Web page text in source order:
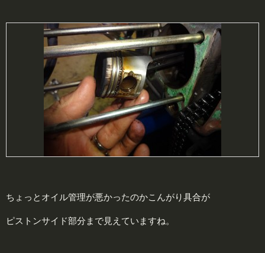
ちょっとオイル管理が悪かったのかこんがり具合が
ピストンサイド部分まで見えていますね。